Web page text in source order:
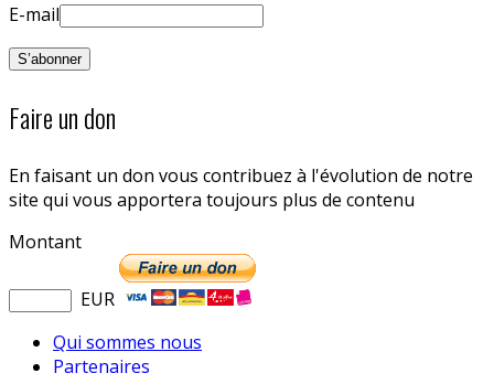
E-mail
Faire un don
En faisant un don vous contribuez à l'évolution de notre
site qui vous apportera toujours plus de contenu
Montant
EUR
Qui sommes nous
Partenaires